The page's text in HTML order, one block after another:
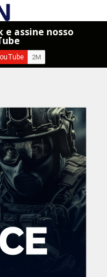
e assine nosso